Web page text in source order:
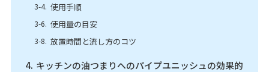
使用手順
使用量の目安
放置時間と流し方のコツ
キッチンの油つまりへのパイプユニッシュの効果的